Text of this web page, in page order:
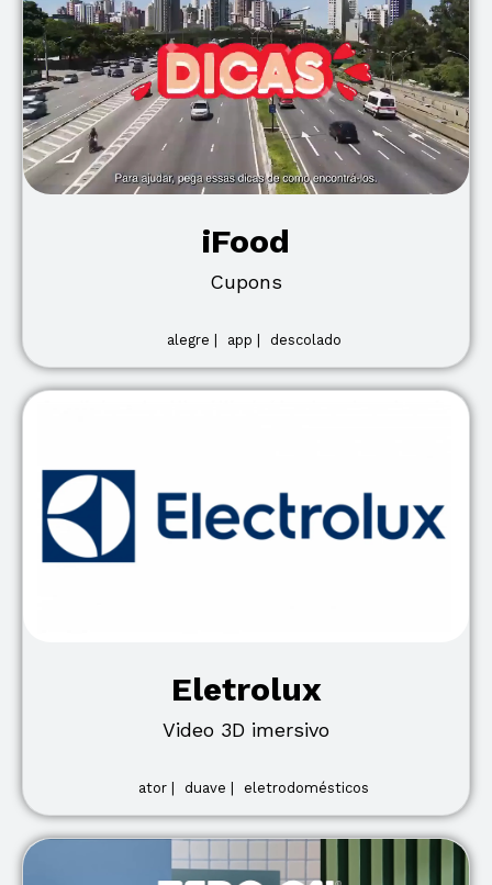
iFood
Cupons
alegre | app | descolado
Eletrolux
Video 3D imersivo
ator | duave | eletrodomésticos